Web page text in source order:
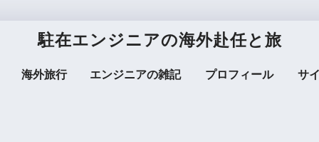
駐在エンジニアの海外赴任と旅
海外旅行 エンジニアの雑記 プロフィール サ